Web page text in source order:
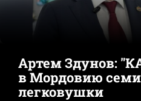
Артем Здунов:
в Мордовию
легковушки